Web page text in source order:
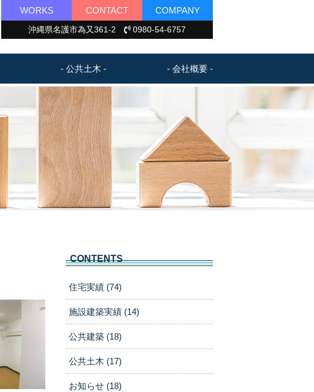
WORKS CONTACT COMPANY
沖縄県名護市為又361-2 0980-54-6757
- 公共土木 - - 会社概要 -
CONTENTS
住宅実績 (74)
施設建築実績 (14)
公共建築 (18)
公共土木 (17)
お知らせ (18)